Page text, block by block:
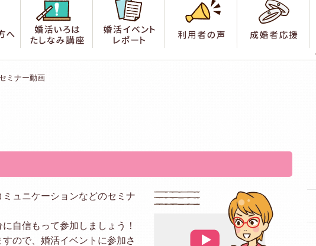
セミナー動画
ュニケーションなどのセミナ
自信もって参加しましょう！
ので、婚活イベントに参加さ